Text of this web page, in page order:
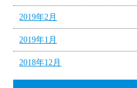
2019年2月
2019年1月
2018年12月